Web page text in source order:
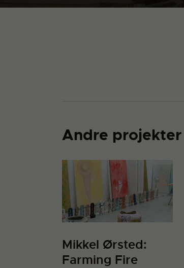
Andre projekter
Mikkel Ørsted:
Farming Fire